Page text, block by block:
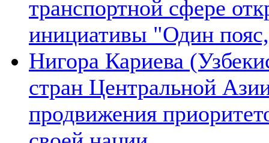
транспортной сфере
инициативы "Один
Нигора Кариева
стран Центральной
продвижения